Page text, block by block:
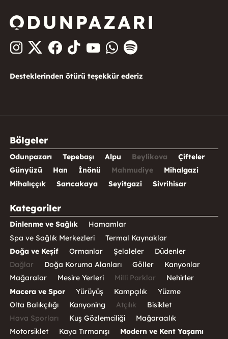
Desteklerinden ötürü teşekkür ederiz
Bölgeler
Odunpazarı Tepebaşı Alpu Beylikova
Çifteler
Günyüzü
Han İnönü Mahmudiye
Mihalgazi
Mihalıççık
Sarıcakaya Seyitgazi Sivrihisar
Kategoriler
Dinlenme ve Sağlık
Hamamlar
Spa ve Sağlık Merkezleri
Termal Kaynaklar
Doğa ve Keşif
Ormanlar Şelaleler
Düdenler
Dağlar
Doğa Koruma Alanları Göller
Kanyonlar
Mağaralar
Mesire Yerleri Milli Parklar
Nehirler
Macera ve Spor
Yürüyüş Kampçılık
Yüzme
Olta Balıkçılığı
Kanyoning Atçılık
Bisiklet
Hava Sporları
Kuş Gözlemciliği
Mağaracılık
Motorsiklet
Kaya Tırmanışı
Modern ve Kent Yaşamı